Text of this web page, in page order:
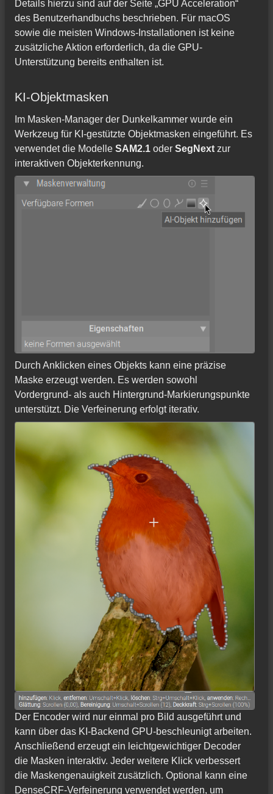
Details hierzu sind auf der Seite „GPU Acceleration“
des Benutzerhandbuchs beschrieben. Für macOS
sowie die meisten Windows-Installationen ist keine
zusätzliche Aktion erforderlich, da die GPU-
Unterstützung bereits enthalten ist.
KI-Objektmasken
Im Masken-Manager der Dunkelkammer wurde ein
Werkzeug für KI-gestützte Objektmasken eingeführt. Es
verwendet die Modelle SAM2.1 oder SegNext zur
interaktiven Objekterkennung.
Durch Anklicken eines Objekts kann eine präzise
Maske erzeugt werden. Es werden sowohl
Vordergrund- als auch Hintergrund-Markierungspunkte
unterstützt. Die Verfeinerung erfolgt iterativ.
Der Encoder wird nur einmal pro Bild ausgeführt und
kann über das KI-Backend GPU-beschleunigt arbeiten.
Anschließend erzeugt ein leichtgewichtiger Decoder
die Masken interaktiv. Jeder weitere Klick verbessert
die Maskengenauigkeit zusätzlich. Optional kann eine
DenseCRF-Verfeinerung verwendet werden, um